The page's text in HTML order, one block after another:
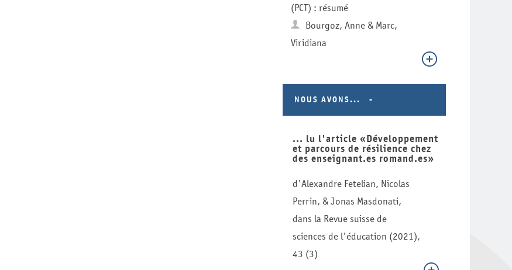
(PCT) : résumé
Bourgoz, Anne & Marc,
Viridiana
NOUS AVONS...
... lu l'article «Développement
et parcours de résilience chez
des enseignant.es romand.es»
d'Alexandre Fetelian, Nicolas
Perrin, & Jonas Masdonati,
dans la Revue suisse de
sciences de l'éducation (2021),
43 (3)